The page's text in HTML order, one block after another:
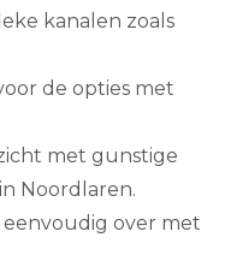
kanalen zoals
de opties met
met gunstige
Noordlaren.
over met